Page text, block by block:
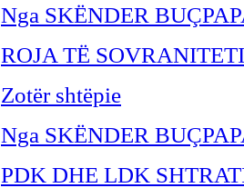
Nga SKËNDER
ROJA TË
Zotër shtëpie
Nga SKËNDER
PDK DHE LDK